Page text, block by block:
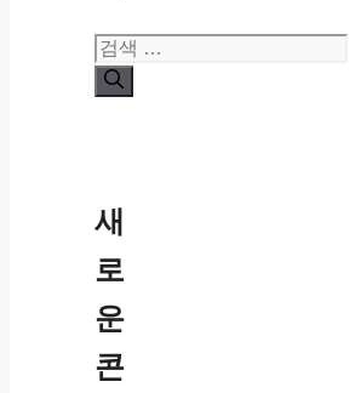
검
색:
새
로
운
콘